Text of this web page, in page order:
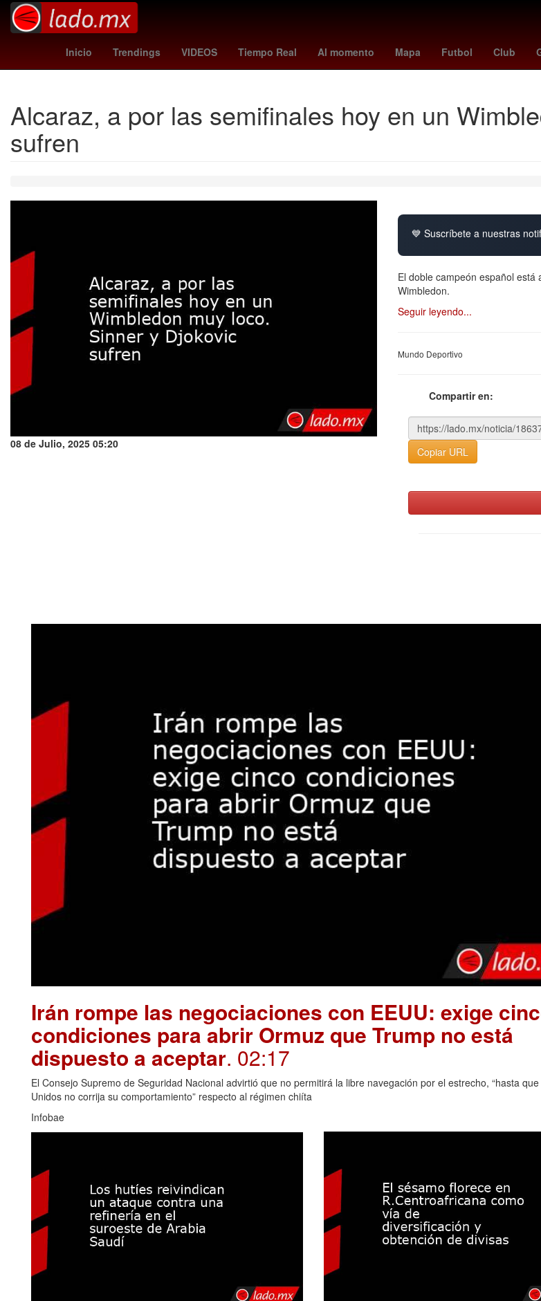
Inicio Trendings VIDEOS Tiempo Real Al momento Mapa Futbol Club
Evangelio de hoy chargers - vikings China Gobierno cometa interestelar Barbados
Alcaraz, a por las semifinales hoy en un
sufren
08 de Julio, 2025 05:20
💙 Suscríbete a nuestras
El doble campeón español
Wimbledon.
Seguir leyendo...
Mundo Deportivo
Compartir en:
Copiar URL
Irán rompe las negociaciones con EEUU: exige
condiciones para abrir Ormuz que Trump no está
dispuesto a aceptar. 02:17
El Consejo Supremo de Seguridad Nacional advirtió que no permitirá la libre navegación por el estrecho, “hasta
Unidos no corrija su comportamiento” respecto al régimen chiíta
Infobae